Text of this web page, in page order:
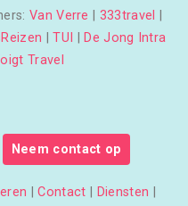
Van Verre 333travel
|TUI
De Jong Intra
Travel
Neem contact op
|Contact Diensten